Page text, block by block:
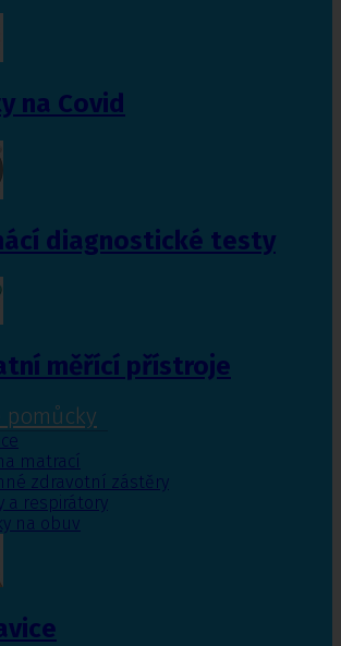
na Covid
diagnostické testy
měřící přístroje
pomůcky
matrací
zdravotní zástěry
a respirátory
na obuv